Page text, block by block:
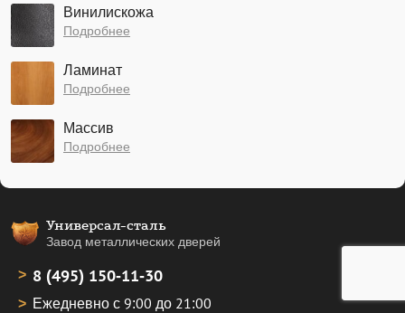
Винилискожа
Подробнее
Ламинат
Подробнее
Массив
Подробнее
Универсал-сталь
Завод металлических дверей
8 (495) 150-11-30
Ежедневно с 9:00 до 21:00